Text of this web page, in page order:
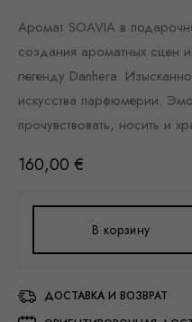
Аромат SOAVIA в
создания ароматных сцен
легенду Danhera.
искусства парфюмерии.
прочувствовать, носить и
160,00 €
В корзину
ДОСТАВКА И ВОЗВРАТ